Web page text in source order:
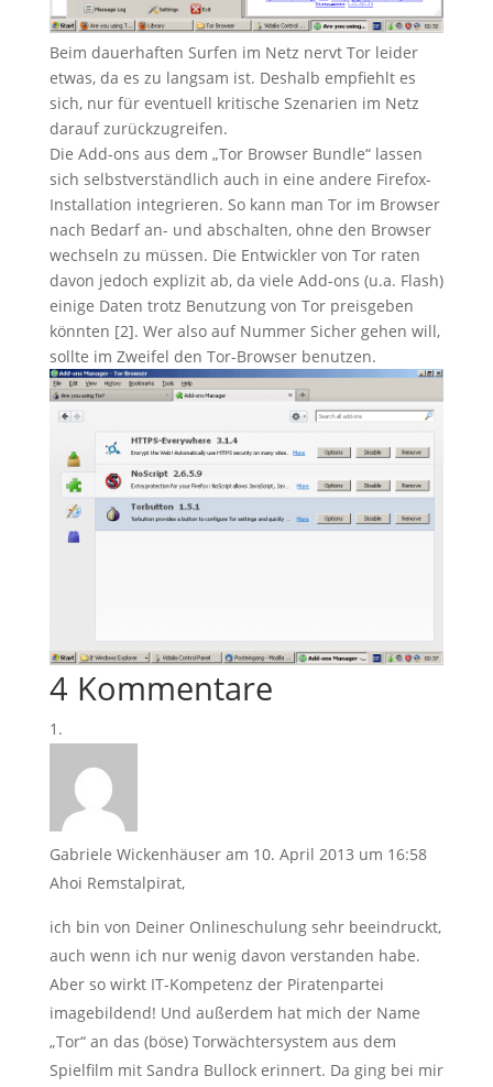
Beim dauerhaften Surfen im Netz nervt Tor leider
etwas, da es zu langsam ist. Deshalb empfiehlt es
sich, nur für eventuell kritische Szenarien im Netz
darauf zurückzugreifen.
Die Add-ons aus dem „Tor Browser Bundle“ lassen
sich selbstverständlich auch in eine andere Firefox-
Installation integrieren. So kann man Tor im Browser
nach Bedarf an- und abschalten, ohne den Browser
wechseln zu müssen. Die Entwickler von Tor raten
davon jedoch explizit ab, da viele Add-ons (u.a. Flash)
einige Daten trotz Benutzung von Tor preisgeben
könnten [2]. Wer also auf Nummer Sicher gehen will,
sollte im Zweifel den Tor-Browser benutzen.
4 Kommentare
Gabriele Wickenhäuser am 10. April 2013 um 16:58
Ahoi Remstalpirat,
ich bin von Deiner Onlineschulung sehr beeindruckt,
auch wenn ich nur wenig davon verstanden habe.
Aber so wirkt IT-Kompetenz der Piratenpartei
imagebildend! Und außerdem hat mich der Name
„Tor“ an das (böse) Torwächtersystem aus dem
Spielfilm mit Sandra Bullock erinnert. Da ging bei mir